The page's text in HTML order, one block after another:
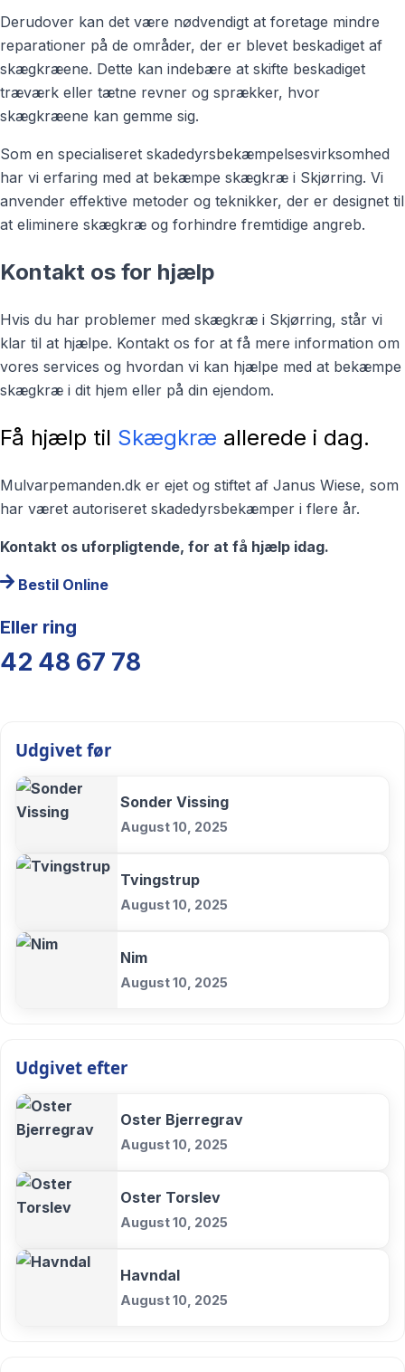
Derudover kan det være nødvendigt at foretage mindre
reparationer på de områder, der er blevet beskadiget af
skægkræene. Dette kan indebære at skifte beskadiget
træværk eller tætne revner og sprækker, hvor
skægkræene kan gemme sig.
Som en specialiseret skadedyrsbekæmpelsesvirksomhed
har vi erfaring med at bekæmpe skægkræ i Skjørring. Vi
anvender effektive metoder og teknikker, der er designet til
at eliminere skægkræ og forhindre fremtidige angreb.
Kontakt os for hjælp
Hvis du har problemer med skægkræ i Skjørring, står vi
klar til at hjælpe. Kontakt os for at få mere information om
vores services og hvordan vi kan hjælpe med at bekæmpe
skægkræ i dit hjem eller på din ejendom.
Få hjælp til Skægkræ allerede i dag.
Mulvarpemanden.dk er ejet og stiftet af Janus Wiese, som
har været autoriseret skadedyrsbekæmper i flere år.
Kontakt os uforpligtende, for at få hjælp idag.
Bestil Online
Eller ring
42 48 67 78
Udgivet før
Sonder Vissing
August 10, 2025
Tvingstrup
August 10, 2025
Nim
August 10, 2025
Udgivet efter
Oster Bjerregrav
August 10, 2025
Oster Torslev
August 10, 2025
Havndal
August 10, 2025